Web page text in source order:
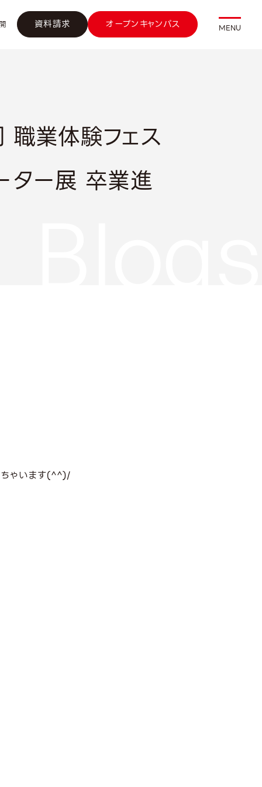
資料請求 オープンキャンパス MENU
業体験フェス
ター展 卒業進
ちゃいます(^^)/